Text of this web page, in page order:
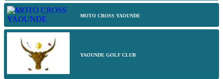
MOTO CROSS YAOUNDE
YAOUNDE GOLF CLUB